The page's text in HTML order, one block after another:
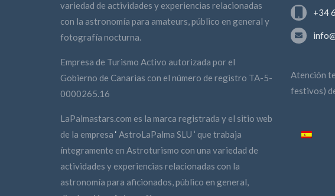
variedad de actividades y experiencias relacionadas
con la astronomía para amateurs, público en general y
fotografía nocturna.
Empresa de Turismo Activo autorizada por el
Gobierno de Canarias con el número de registro TA-5-
0000265.16
LaPalmastars.com es la marca registrada y el sitio web
de la empresa ‘ AstroLaPalma SLU ‘ que trabaja
íntegramente en Astroturismo con una variedad de
actividades y experiencias relacionadas con la
astronomía para aficionados, público en general,
+34
Atención
festivos)